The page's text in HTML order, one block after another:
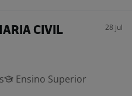
CIVIL 28 jul
Ensino Superior